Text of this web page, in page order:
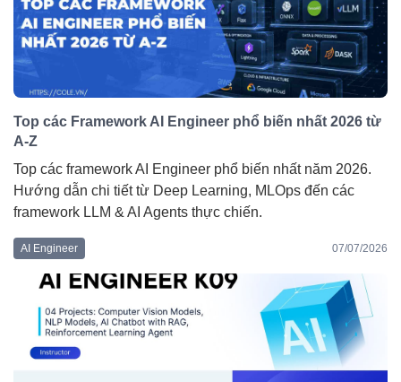
Top các Framework AI Engineer phổ biến nhất 2026 từ
A-Z
Top các framework AI Engineer phổ biến nhất năm 2026.
Hướng dẫn chi tiết từ Deep Learning, MLOps đến các
framework LLM & AI Agents thực chiến.
AI Engineer 07/07/2026